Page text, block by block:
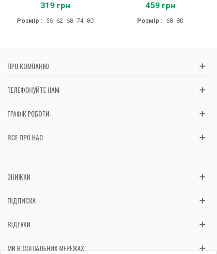
319 грн
Розмір : 56 62 68 74 80
459 грн
Розмір : 68 80
ПРО КОМПАНІЮ
ТЕЛЕФОНУЙТЕ НАМ:
ГРАФІК РОБОТИ:
ВСЕ ПРО НАС
ЗНИЖКИ
ПІДПИСКА
ВІДГУКИ
МИ В СОЦІАЛЬНИХ МЕРЕЖАХ